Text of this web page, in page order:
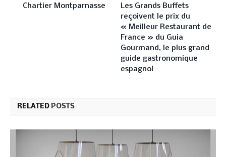
Chartier Montparnasse
Les Grands Buffets
reçoivent le prix du
« Meilleur Restaurant de
France » du Guia
Gourmand, le plus grand
guide gastronomique
espagnol
RELATED POSTS